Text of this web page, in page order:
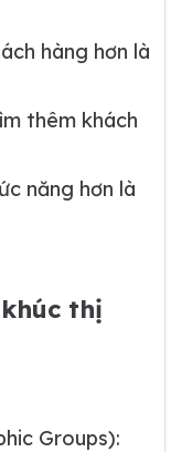
hàng hơn là
thêm khách
năng hơn là
thị
Groups):